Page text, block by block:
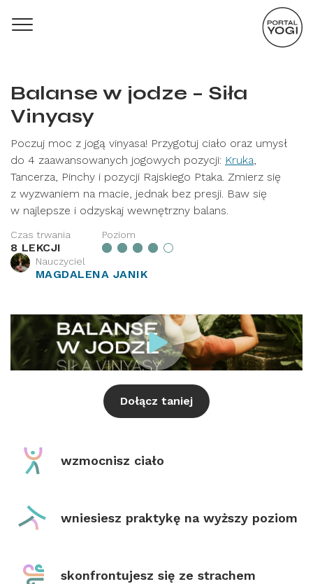
Balanse w jodze – Siła
Vinyasy
Poczuj moc z jogą vinyasa! Przygotuj ciało oraz umysł
do 4 zaawansowanych jogowych pozycji: Kruka,
Tancerza, Pinchy i pozycji Rajskiego Ptaka. Zmierz się
z wyzwaniem na macie, jednak bez presji. Baw się
w najlepsze i odzyskaj wewnętrzny balans.
Czas trwania
8 LEKCJI
Poziom
Nauczyciel
MAGDALENA JANIK
Dołącz taniej
wzmocnisz ciało
wniesiesz praktykę na wyższy poziom
skonfrontujesz się ze strachem